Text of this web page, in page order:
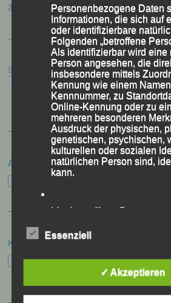
32. Sommerbiathlon – Passau, 18.07.2026
Suchen
Archiv
Archiv
Kategorien
Kategorien
Personenbezogene Daten
Informationen, die sich auf
oder identifizierbare
Folgenden „betroffene
Als identifizierbar wird eine
Person angesehen, die
insbesondere mittels
Kennung wie einem
Kennnummer, zu
Online-Kennung oder zu
mehreren besonderen
Ausdruck der physischen,
genetischen, psychischen,
kulturellen oder sozialen
natürlichen Person sind,
kann.
b) betroffene Person
Betroffene Person ist jede
personenbezogene Daten
Verarbeitung
Essenziell
✓ Akzeptieren